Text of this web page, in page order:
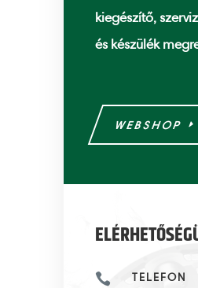
kiegészítő,
és készülék
WEBSHOP
 TELEFON